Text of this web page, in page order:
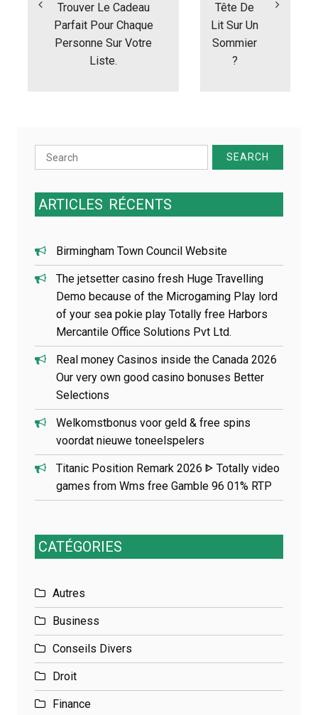
Trouver Le Cadeau
Parfait Pour Chaque
Personne Sur Votre
Liste.
Tête De
Lit Sur Un
Sommier
?
Search
for:
ARTICLES RÉCENTS
Birmingham Town Council Website
The jetsetter casino fresh Huge Travelling
Demo because of the Microgaming Play lord
of your sea pokie play Totally free Harbors
Mercantile Office Solutions Pvt Ltd.
Real money Casinos inside the Canada 2026
Our very own good casino bonuses Better
Selections
Welkomstbonus voor geld & free spins
voordat nieuwe toneelspelers
Titanic Position Remark 2026 ᐈ Totally video
games from Wms free Gamble 96 01% RTP
CATÉGORIES
Autres
Business
Conseils Divers
Droit
Finance